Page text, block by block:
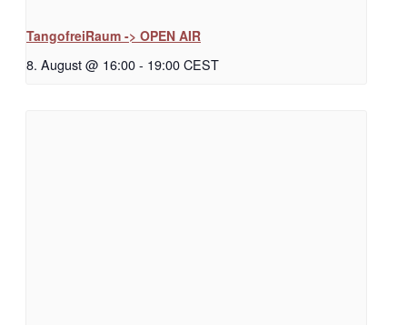
TangofreiRaum -> OPEN AIR
8. August @ 16:00- 19:00CEST